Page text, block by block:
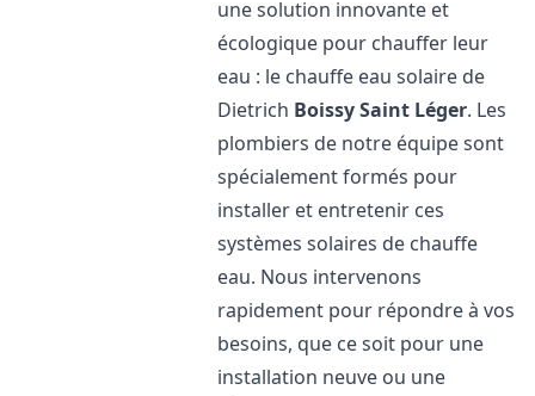
une solution innovante et
écologique pour chauffer leur
eau : le chauffe eau solaire de
Dietrich Boissy Saint Léger. Les
plombiers de notre équipe sont
spécialement formés pour
installer et entretenir ces
systèmes solaires de chauffe
eau. Nous intervenons
rapidement pour répondre à vos
besoins, que ce soit pour une
installation neuve ou une